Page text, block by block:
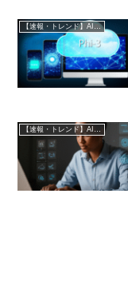
【速報・トレンド】AI仕事術と最新活用ニュース
【速報・トレンド】AI仕事術と最新活用ニュース